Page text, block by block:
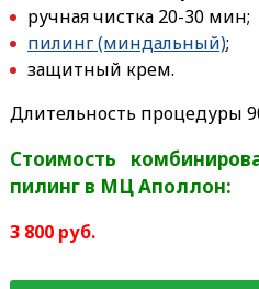
ручная чистка 20-30 мин;
пилинг (миндальный);
защитный крем.
Длительность процедуры
Стоимость
пилинг в МЦ Аполлон:
3 800 руб.